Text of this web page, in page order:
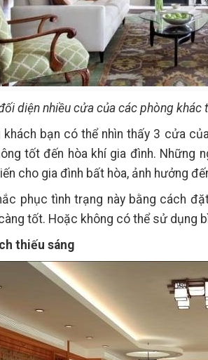
diện nhiều cửa của các phòng
khách bạn có thể nhìn thấy 3 cửa
tốt đến hòa khí gia đình. Những
cho gia đình bất hòa, ảnh hưởng
phục tình trạng này bằng cách
tốt. Hoặc không có thể sử dụng
thiếu sáng